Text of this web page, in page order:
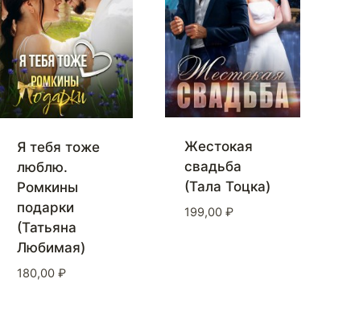
Я тебя тоже
люблю.
Ромкины
подарки
(Татьяна
Любимая)
180,00 ₽
Жестокая
свадьба
(Тала Тоцка)
199,00 ₽